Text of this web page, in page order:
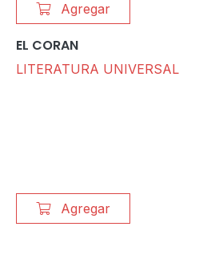
Agregar
EL CORAN
LITERATURA UNIVERSAL
Agregar